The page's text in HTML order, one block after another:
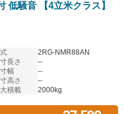
低騒音 【4立米クラス】
2RG-NMR88AN
長さ
--
幅
--
高さ
--
積載
2000kg